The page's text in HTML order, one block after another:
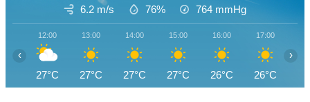
6.2 m/s 76% 764 mmHg
12:00
27°C
13:00
27°C
14:00
27°C
15:00
27°C
16:00
26°C
17:00
26°C
‹ ›